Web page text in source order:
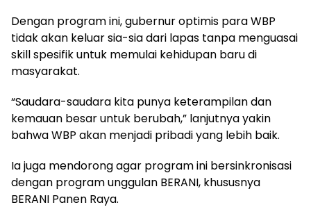
Dengan program ini, gubernur optimis para WBP
tidak akan keluar sia-sia dari lapas tanpa menguasai
skill spesifik untuk memulai kehidupan baru di
masyarakat.
“Saudara-saudara kita punya keterampilan dan
kemauan besar untuk berubah,” lanjutnya yakin
bahwa WBP akan menjadi pribadi yang lebih baik.
Ia juga mendorong agar program ini bersinkronisasi
dengan program unggulan BERANI, khususnya
BERANI Panen Raya.